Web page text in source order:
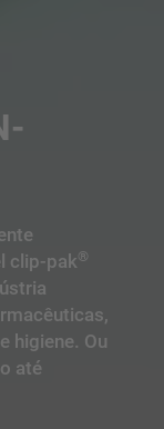
clip-pak®
higiene. Ou
até